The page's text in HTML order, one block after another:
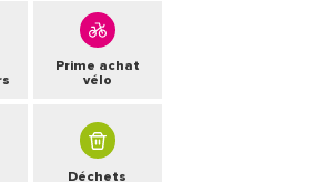
Prime achat
vélo
Déchets